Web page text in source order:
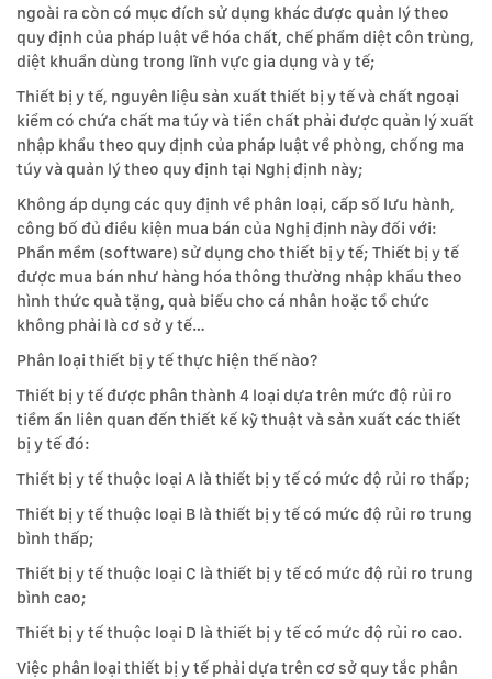
ngoài ra còn có mục đích sử dụng khác được quản lý theo
quy định của pháp luật về hóa chất, chế phẩm diệt côn trùng,
diệt khuẩn dùng trong lĩnh vực gia dụng và y tế;
Thiết bị y tế, nguyên liệu sản xuất thiết bị y tế và chất ngoại
kiểm có chứa chất ma túy và tiền chất phải được quản lý xuất
nhập khẩu theo quy định của pháp luật về phòng, chống ma
túy và quản lý theo quy định tại Nghị định này;
Không áp dụng các quy định về phân loại, cấp số lưu hành,
công bố đủ điều kiện mua bán của Nghị định này đối với:
Phần mềm (software) sử dụng cho thiết bị y tế; Thiết bị y tế
được mua bán như hàng hóa thông thường nhập khẩu theo
hình thức quà tặng, quà biếu cho cá nhân hoặc tổ chức
không phải là cơ sở y tế…
Phân loại thiết bị y tế thực hiện thế nào?
Thiết bị y tế được phân thành 4 loại dựa trên mức độ rủi ro
tiềm ẩn liên quan đến thiết kế kỹ thuật và sản xuất các thiết
bị y tế đó:
Thiết bị y tế thuộc loại A là thiết bị y tế có mức độ rủi ro thấp;
Thiết bị y tế thuộc loại B là thiết bị y tế có mức độ rủi ro trung
bình thấp;
Thiết bị y tế thuộc loại C là thiết bị y tế có mức độ rủi ro trung
bình cao;
Thiết bị y tế thuộc loại D là thiết bị y tế có mức độ rủi ro cao.
Việc phân loại thiết bị y tế phải dựa trên cơ sở quy tắc phân